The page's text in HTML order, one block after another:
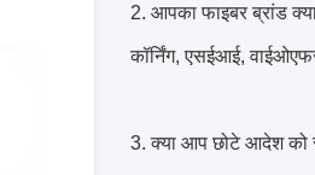
2. आपका फाइबर ब्रांड
कॉर्निंग, एसईआई,
3. क्या आप छोटे आदेश को